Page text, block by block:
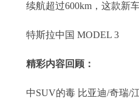
续航超过600km，这款新
特斯拉中国 MODEL 3
精彩内容回顾：
中SUV的毒 比亚迪/奇瑞/